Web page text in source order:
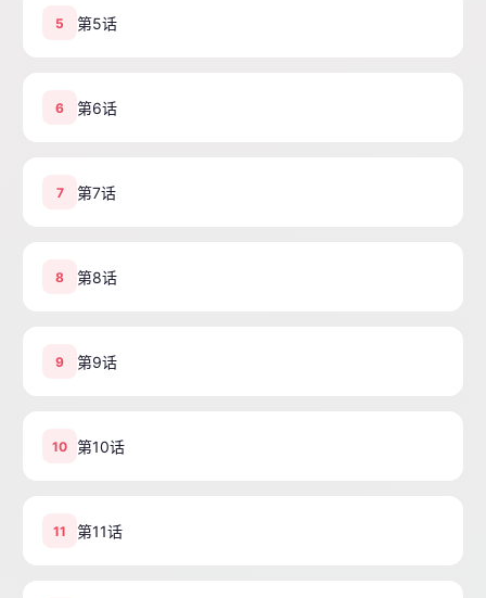
5 第5话
6 第6话
7 第7话
8 第8话
9 第9话
10 第10话
11 第11话